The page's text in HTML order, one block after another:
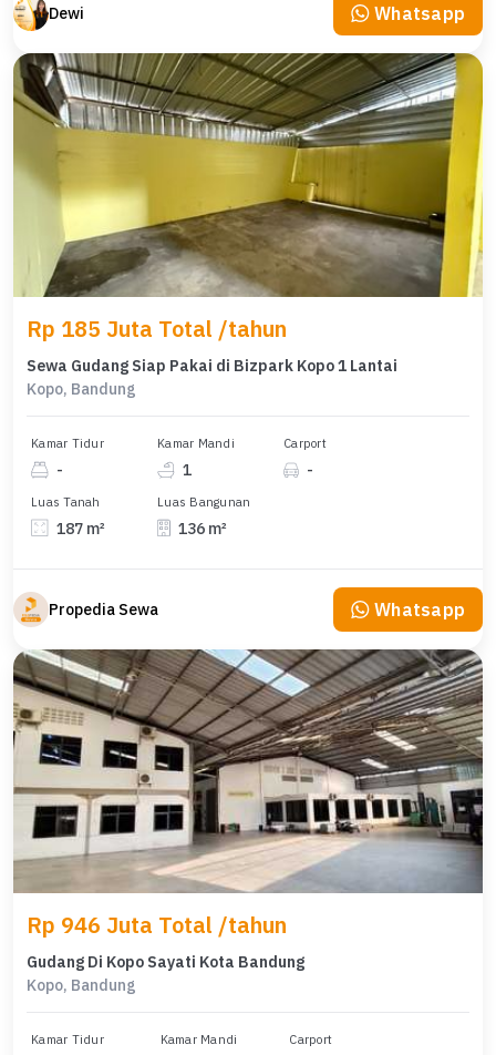
Dewi Whatsapp
Rp 185 Juta Total /tahun
Sewa Gudang Siap Pakai di Bizpark Kopo 1 Lantai
Kopo, Bandung
Kamar Tidur
-
Kamar Mandi
1
Carport
-
Luas Tanah
187 m²
Luas Bangunan
136 m²
Propedia Sewa Whatsapp
Rp 946 Juta Total /tahun
Gudang Di Kopo Sayati Kota Bandung
Kopo, Bandung
Kamar Tidur Kamar Mandi Carport